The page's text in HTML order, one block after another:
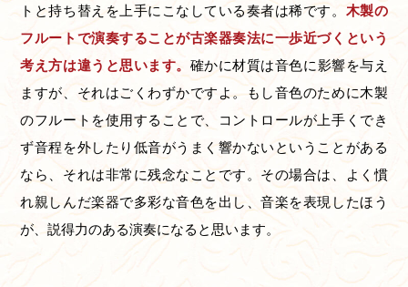
トと持ち替えを上手にこなしている奏者は稀です。 木製の
フルートで演奏することが古楽器奏法に一歩近づくという
考え方は違うと思います。 確かに材質は音色に影響を与え
ますが、それはごくわずかですよ。もし音色のために木製
のフルートを使用することで、コントロールが上手くでき
ず音程を外したり低音がうまく響かないということがある
なら、それは非常に残念なことです。その場合は、よく慣
れ親しんだ楽器で多彩な音色を出し、音楽を表現したほう
が、説得力のある演奏になると思います。